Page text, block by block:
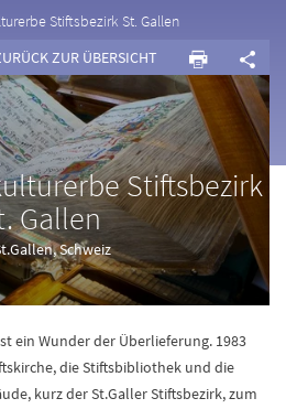
Stiftsbezirk St. Gallen
ZUR ÜBERSICHT
Stiftsbezirk
Gallen
Schweiz
ein Wunder der Überlieferung. 1983
die Stiftsbibliothek und die
kurz der St.Galler Stiftsbezirk, zum